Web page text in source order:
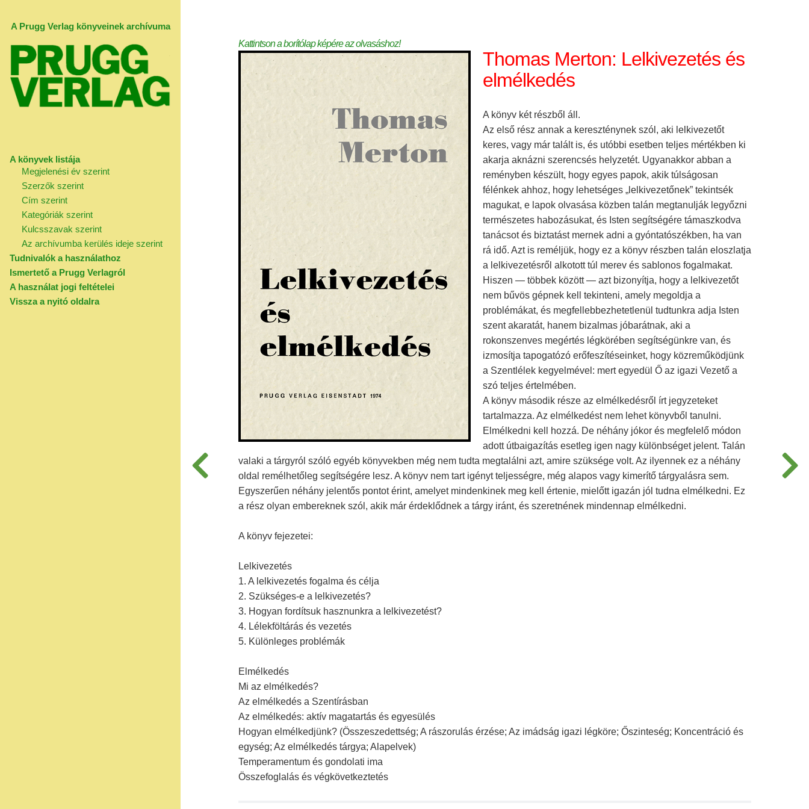
A Prugg Verlag könyveinek archívuma
A könyvek listája
Megjelenési év szerint
Szerzők szerint
Cím szerint
Kategóriák szerint
Kulcsszavak szerint
Az archívumba kerülés ideje szerint
Tudnivalók a használathoz
Ismertető a Prugg Verlagról
A használat jogi feltételei
Vissza a nyitó oldalra
Kattintson a borítólap képére az olvasáshoz!
Thomas Merton: Lelkivezetés és
elmélkedés
A könyv két részből áll.
Az első rész annak a kereszténynek szól, aki lelkivezetőt
keres, vagy már talált is, és utóbbi esetben teljes mértékben ki
akarja aknázni szerencsés helyzetét. Ugyanakkor abban a
reményben készült, hogy egyes papok, akik túlságosan
félénkek ahhoz, hogy lehetséges „lelkivezetőnek” tekintsék
magukat, e lapok olvasása közben talán megtanulják legyőzni
természetes habozásukat, és Isten segítségére támaszkodva
tanácsot és biztatást mernek adni a gyóntatószékben, ha van
rá idő. Azt is reméljük, hogy ez a könyv részben talán eloszlatja
a lelkivezetésről alkotott túl merev és sablonos fogalmakat.
Hiszen — többek között — azt bizonyítja, hogy a lelkivezetőt
nem bűvös gépnek kell tekinteni, amely megoldja a
problémákat, és megfellebbezhetetlenül tudtunkra adja Isten
szent akaratát, hanem bizalmas jóbarátnak, aki a
rokonszenves megértés légkörében segítségünkre van, és
izmosítja tapogatózó erőfeszítéseinket, hogy közreműködjünk
a Szentlélek kegyelmével: mert egyedül Ő az igazi Vezető a
szó teljes értelmében.
A könyv második része az elmélkedésről írt jegyzeteket
tartalmazza. Az elmélkedést nem lehet könyvből tanulni.
Elmélkedni kell hozzá. De néhány jókor és megfelelő módon
adott útbaigazítás esetleg igen nagy különbséget jelent. Talán
valaki a tárgyról szóló egyéb könyvekben még nem tudta megtalálni azt, amire szüksége volt. Az ilyennek ez a néhány
oldal remélhetőleg segítségére lesz. A könyv nem tart igényt teljességre, még alapos vagy kimerítő tárgyalásra sem.
Egyszerűen néhány jelentős pontot érint, amelyet mindenkinek meg kell értenie, mielőtt igazán jól tudna elmélkedni. Ez
a rész olyan embereknek szól, akik már érdeklődnek a tárgy iránt, és szeretnének mindennap elmélkedni.
A könyv fejezetei:
Lelkivezetés
1. A lelkivezetés fogalma és célja
2. Szükséges-e a lelkivezetés?
3. Hogyan fordítsuk hasznunkra a lelkivezetést?
4. Lélekföltárás és vezetés
5. Különleges problémák
Elmélkedés
Mi az elmélkedés?
Az elmélkedés a Szentírásban
Az elmélkedés: aktív magatartás és egyesülés
Hogyan elmélkedjünk? (Összeszedettség; A rászorulás érzése; Az imádság igazi légköre; Őszinteség; Koncentráció és
egység; Az elmélkedés tárgya; Alapelvek)
Temperamentum és gondolati ima
Összefoglalás és végkövetkeztetés